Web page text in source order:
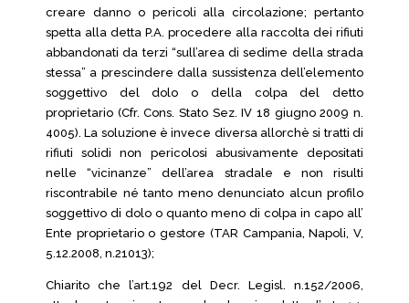
creare danno o pericoli alla circolazione; pertanto
spetta alla detta P.A. procedere alla raccolta dei rifiuti
abbandonati da terzi “sull’area di sedime della strada
stessa” a prescindere dalla sussistenza dell’elemento
soggettivo del dolo o della colpa del detto
proprietario (Cfr. Cons. Stato Sez. IV 18 giugno 2009 n.
4005). La soluzione è invece diversa allorchè si tratti di
rifiuti solidi non pericolosi abusivamente depositati
nelle “vicinanze” dell’area stradale e non risulti
riscontrabile né tanto meno denunciato alcun profilo
soggettivo di dolo o quanto meno di colpa in capo all’
Ente proprietario o gestore (TAR Campania, Napoli, V,
5.12.2008, n.21013);
Chiarito che l’art.192 del Decr. Legisl. n.152/2006,